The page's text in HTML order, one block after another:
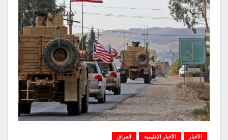
الأخبار الأخبار الإقليمية العراق